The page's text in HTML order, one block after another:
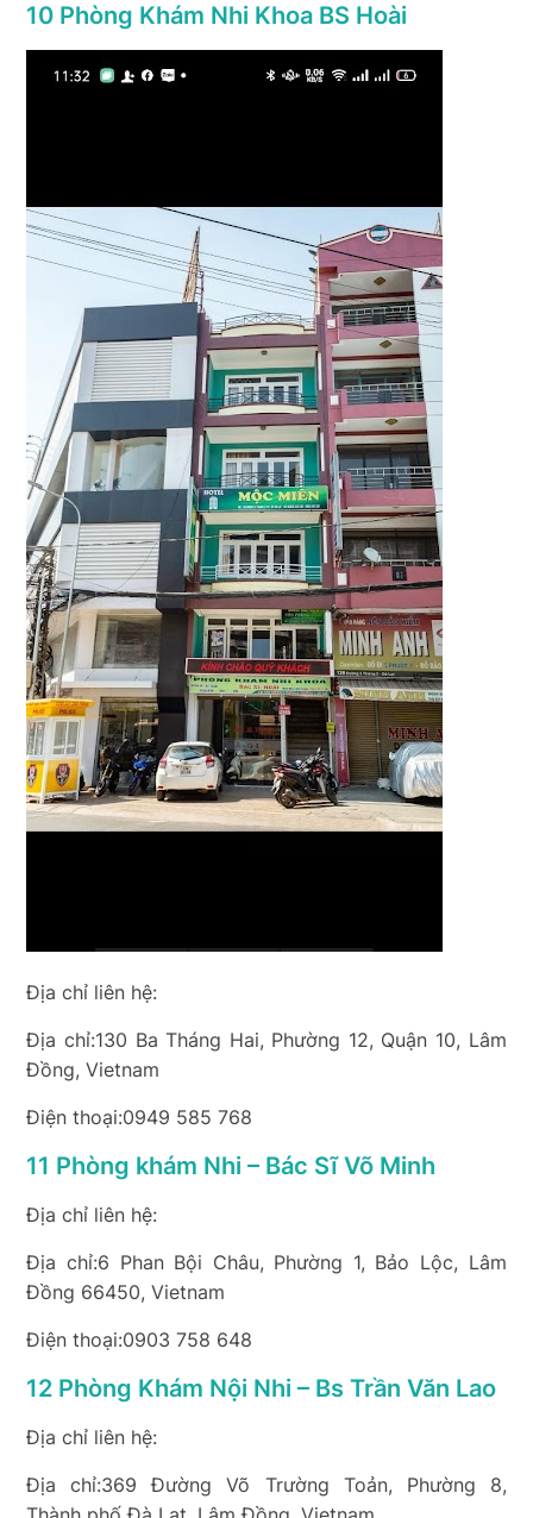
10 Phòng Khám Nhi Khoa BS Hoài
Địa chỉ liên hệ:
Địa chỉ:130 Ba Tháng Hai, Phường 12, Quận 10, Lâm
Đồng, Vietnam
Điện thoại:0949 585 768
11 Phòng khám Nhi – Bác Sĩ Võ Minh
Địa chỉ liên hệ:
Địa chỉ:6 Phan Bội Châu, Phường 1, Bảo Lộc, Lâm
Đồng 66450, Vietnam
Điện thoại:0903 758 648
12 Phòng Khám Nội Nhi – Bs Trần Văn Lao
Địa chỉ liên hệ:
Địa chỉ:369 Đường Võ Trường Toản, Phường 8,